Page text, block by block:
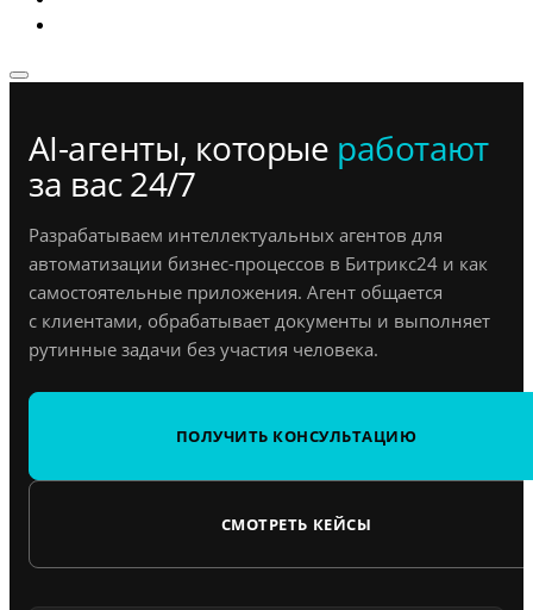
AI-агенты, которые работают
за вас 24/7
Разрабатываем интеллектуальных агентов для
автоматизации бизнес-процессов в Битрикс24 и как
самостоятельные приложения. Агент общается
с клиентами, обрабатывает документы и выполняет
рутинные задачи без участия человека.
ПОЛУЧИТЬ КОНСУЛЬТАЦИЮ
СМОТРЕТЬ КЕЙСЫ